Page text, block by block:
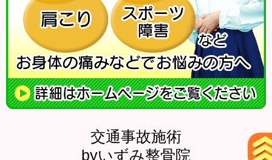
交通事故施術
byいずみ整骨院